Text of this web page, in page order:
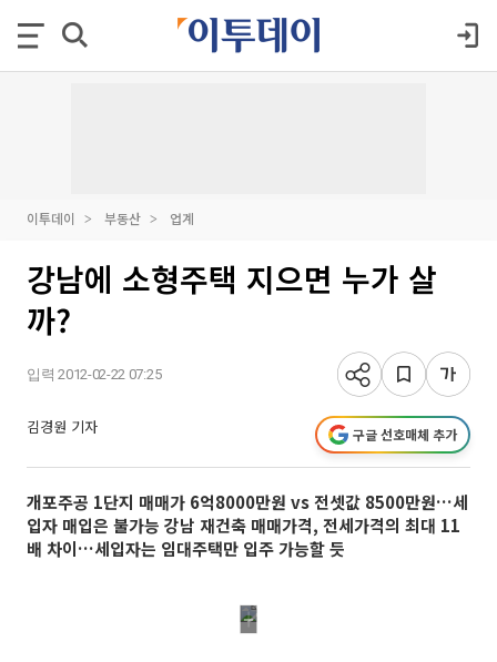
이투데이 부동산 업계
강남에 소형주택 지으면 누가 살
까?
입력 2012-02-22 07:25
김경원 기자 구글 선호매체 추가
개포주공 1단지 매매가 6억8000만원 vs 전셋값 8500만원…세
입자 매입은 불가능 강남 재건축 매매가격, 전세가격의 최대 11
배 차이…세입자는 임대주택만 입주 가능할 듯